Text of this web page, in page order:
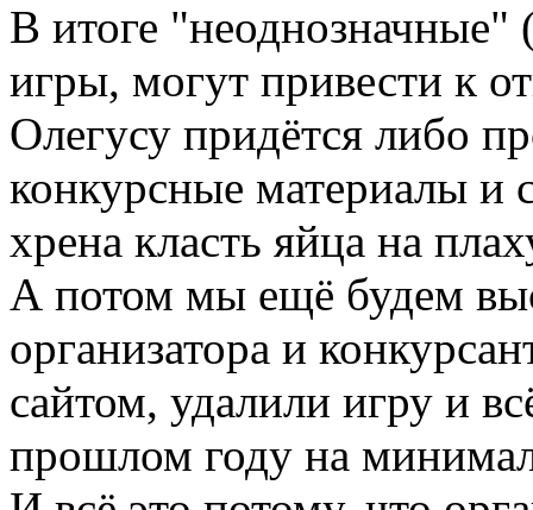
В итоге "неоднозначные"
игры, могут привести к
Олегусу придётся либо
конкурсные материалы и
хрена класть яйца на
А потом мы ещё будем
организатора и
сайтом, удалили игру и
прошлом году на